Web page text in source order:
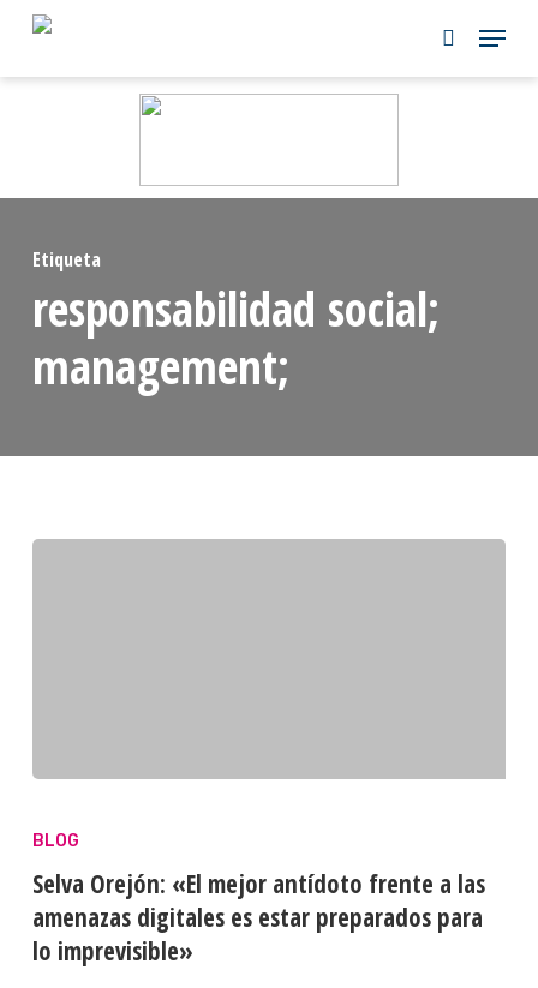
Skip
Etiqueta
responsabilidad social;
management;
BLOG
Selva Orejón: «El mejor antídoto frente a las
amenazas digitales es estar preparados para
lo imprevisible»